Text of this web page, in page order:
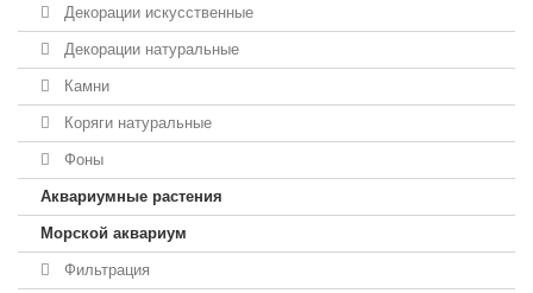
Декорации искусственные
Декорации натуральные
Камни
Коряги натуральные
Фоны
Аквариумные растения
Морской аквариум
Фильтрация